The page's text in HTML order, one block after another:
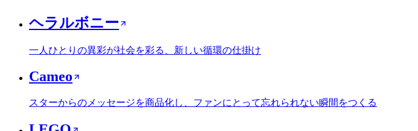
ヘラルボニー
一人ひとりの異彩が社会を彩る、新しい循環の仕掛け
Cameo
スターからのメッセージを商品化し、ファンにとって忘れられない瞬間をつくる